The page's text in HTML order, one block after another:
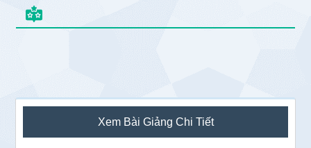
Sidebar
chính
Xem Bài Giảng Chi Tiết